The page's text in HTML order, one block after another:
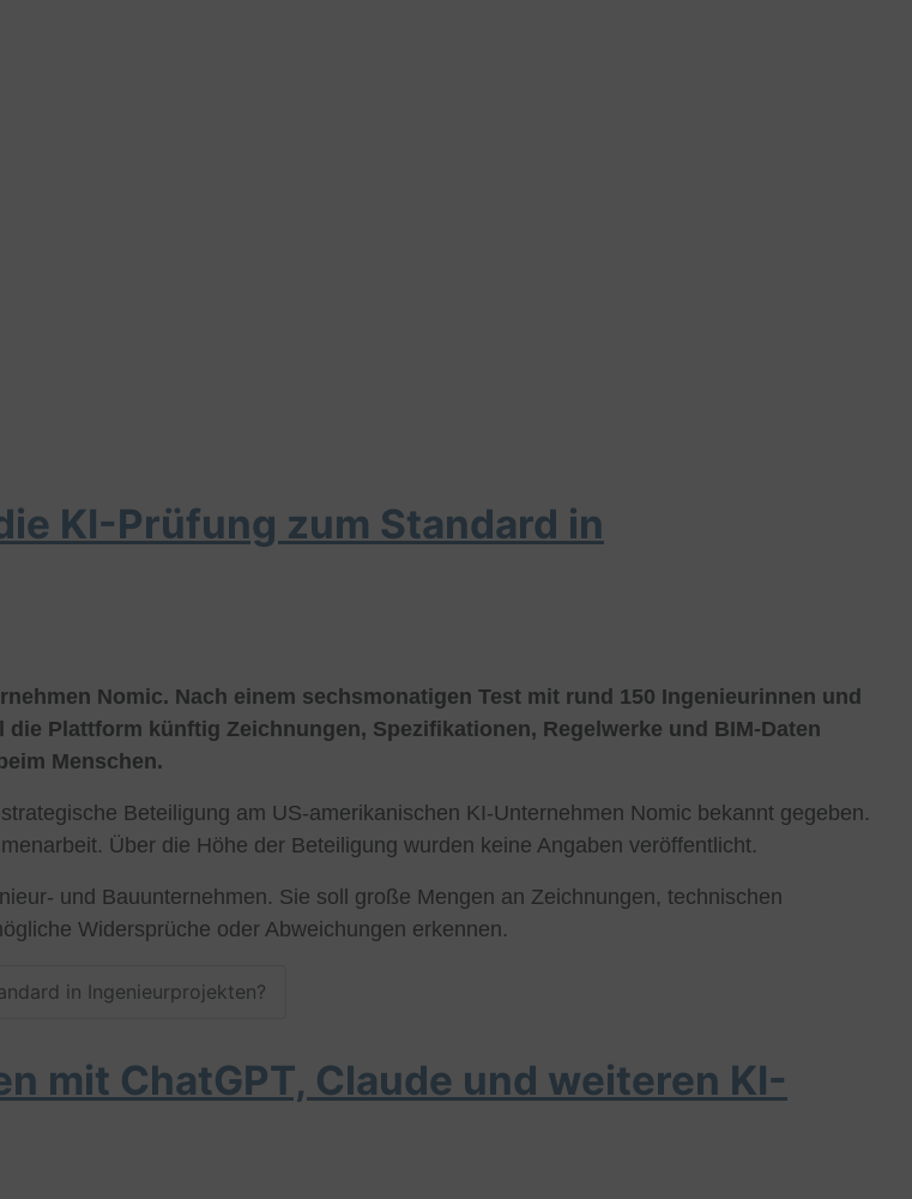
KI-Prüfung zum Standard in
Nomic. Nach einem sechsmonatigen Test mit rund 150 Ingenieurinnen und
Plattform künftig Zeichnungen, Spezifikationen, Regelwerke und BIM-Daten
Menschen.
Beteiligung am US-amerikanischen KI-Unternehmen Nomic bekannt gegeben.
Über die Höhe der Beteiligung wurden keine Angaben veröffentlicht.
und Bauunternehmen. Sie soll große Mengen an Zeichnungen, technischen
Widersprüche oder Abweichungen erkennen.
in Ingenieurprojekten?
mit ChatGPT, Claude und weiteren KI-